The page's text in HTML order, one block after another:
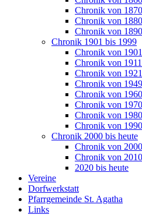
Chronik von
Chronik von
Chronik von
Chronik 1901 bis 1999
Chronik von
Chronik von
Chronik von
Chronik von
Chronik von
Chronik von
Chronik von
Chronik von
Chronik 2000 bis heute
Chronik von
Chronik von
2020 bis heute
Vereine
Dorfwerkstatt
Pfarrgemeinde St. Agatha
Links